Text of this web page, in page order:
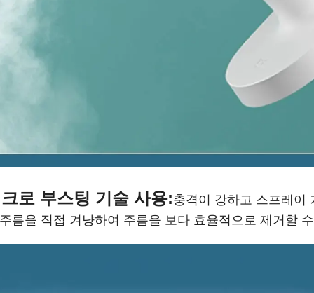
로 부스팅 기술 사용:충격이 강하고 스프레이
름을 직접 겨냥하여 주름을 보다 효율적으로 제거할